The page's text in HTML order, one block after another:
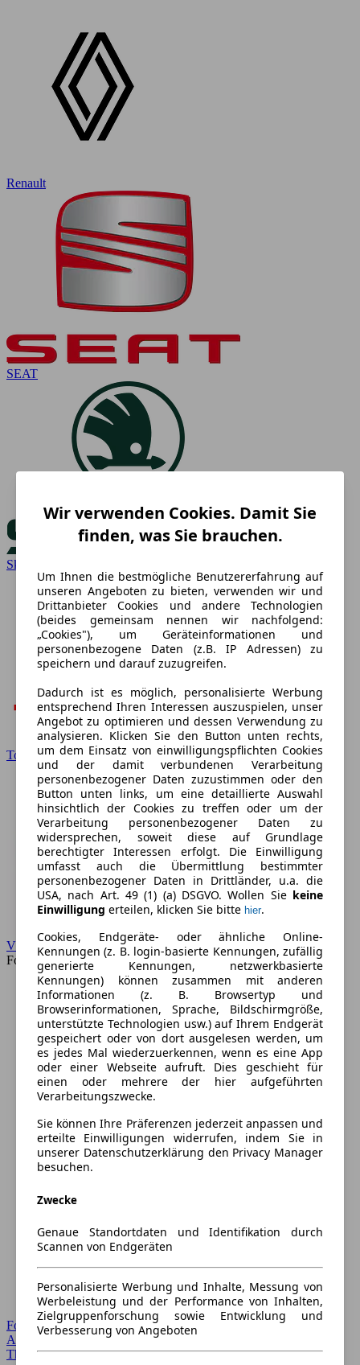
Renault
SEAT
Skoda
Toyota
VW
Forum
Forum Startseite
Alle Auto-Foren
Themen-Forum
Wir verwenden Cookies. Damit Sie
finden, was Sie brauchen.
Um Ihnen die bestmögliche Benutzererfahrung auf
unseren Angeboten zu bieten, verwenden wir und
Drittanbieter Cookies und andere Technologien
(beides gemeinsam nennen wir nachfolgend:
„Cookies"), um Geräteinformationen und
personenbezogene Daten (z.B. IP Adressen) zu
speichern und darauf zuzugreifen.
Dadurch ist es möglich, personalisierte Werbung
entsprechend Ihren Interessen auszuspielen, unser
Angebot zu optimieren und dessen Verwendung zu
analysieren. Klicken Sie den Button unten rechts,
um dem Einsatz von einwilligungspflichten Cookies
und der damit verbundenen Verarbeitung
personenbezogener Daten zuzustimmen oder den
Button unten links, um eine detaillierte Auswahl
hinsichtlich der Cookies zu treffen oder um der
Verarbeitung personenbezogener Daten zu
widersprechen, soweit diese auf Grundlage
berechtigter Interessen erfolgt. Die Einwilligung
umfasst auch die Übermittlung bestimmter
personenbezogener Daten in Drittländer, u.a. die
USA, nach Art. 49 (1) (a) DSGVO. Wollen Sie keine
Einwilligung erteilen, klicken Sie bitte hier.
Cookies, Endgeräte- oder ähnliche Online-
Kennungen (z. B. login-basierte Kennungen, zufällig
generierte Kennungen, netzwerkbasierte
Kennungen) können zusammen mit anderen
Informationen (z. B. Browsertyp und
Browserinformationen, Sprache, Bildschirmgröße,
unterstützte Technologien usw.) auf Ihrem Endgerät
gespeichert oder von dort ausgelesen werden, um
es jedes Mal wiederzuerkennen, wenn es eine App
oder einer Webseite aufruft. Dies geschieht für
einen oder mehrere der hier aufgeführten
Verarbeitungszwecke.
Sie können Ihre Präferenzen jederzeit anpassen und
erteilte Einwilligungen widerrufen, indem Sie in
unserer Datenschutzerklärung den Privacy Manager
besuchen.
Zwecke
Genaue Standortdaten und Identifikation durch
Scannen von Endgeräten
Personalisierte Werbung und Inhalte, Messung von
Werbeleistung und der Performance von Inhalten,
Zielgruppenforschung sowie Entwicklung und
Verbesserung von Angeboten